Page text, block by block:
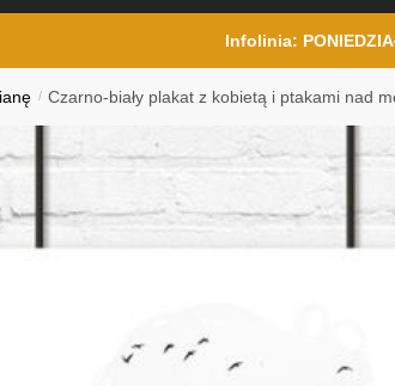
Infolinia:
/ Czarno-biały plakat z kobietą i ptakami nad